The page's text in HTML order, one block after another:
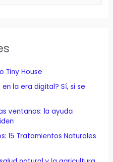
Tiny House
la era digital? Sí, si se
ventanas: la ayuda
15 Tratamientos Naturales